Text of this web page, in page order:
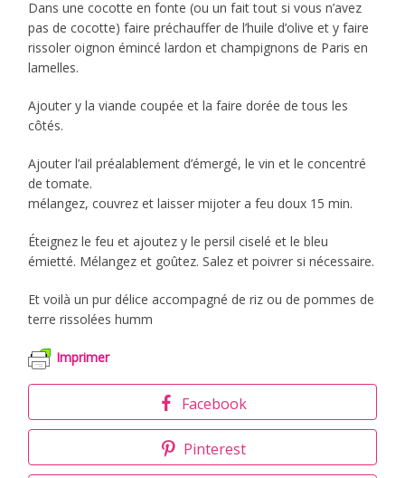
Dans une cocotte en fonte (ou un fait tout si vous n’avez
pas de cocotte) faire préchauffer de l’huile d’olive et y faire
rissoler oignon émincé lardon et champignons de Paris en
lamelles.
Ajouter y la viande coupée et la faire dorée de tous les
côtés.
Ajouter l’ail préalablement d’émergé, le vin et le concentré
de tomate.
mélangez, couvrez et laisser mijoter a feu doux 15 min.
Éteignez le feu et ajoutez y le persil ciselé et le bleu
émietté. Mélangez et goûtez. Salez et poivrer si nécessaire.
Et voilà un pur délice accompagné de riz ou de pommes de
terre rissolées humm
Imprimer
Facebook
Pinterest